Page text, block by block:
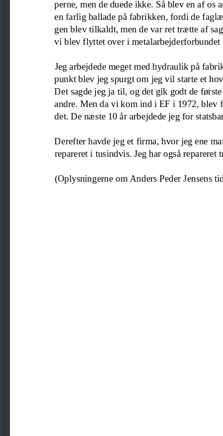
perne, men de duede ikke. Så blev en af
en farlig ballade på fabrikken fordi de
gen blev tilkaldt, men de var ret trætte af
vi blev flyttet over i metalarbejderforbundet
Jeg arbejdede meget med hydraulik på
punkt blev jeg spurgt om jeg vil starte et
Det sagde jeg ja til og det gik godt de
andre. Men da vi kom ind i EF i 1972, blev
det. De næste 10 år arbejdede jeg for
Derefter havde jeg et firma, hvor jeg ene
repareret i tusindvis. Jeg har også repareret
(Oplysningerne om Anders Peder Jensens